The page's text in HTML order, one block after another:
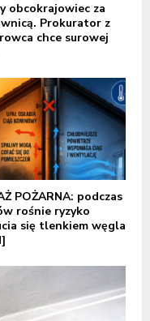
obcokrajowiec za
Prokurator z
chce surowej
POŻARNA: podczas
rośnie ryzyko
się tlenkiem węgla